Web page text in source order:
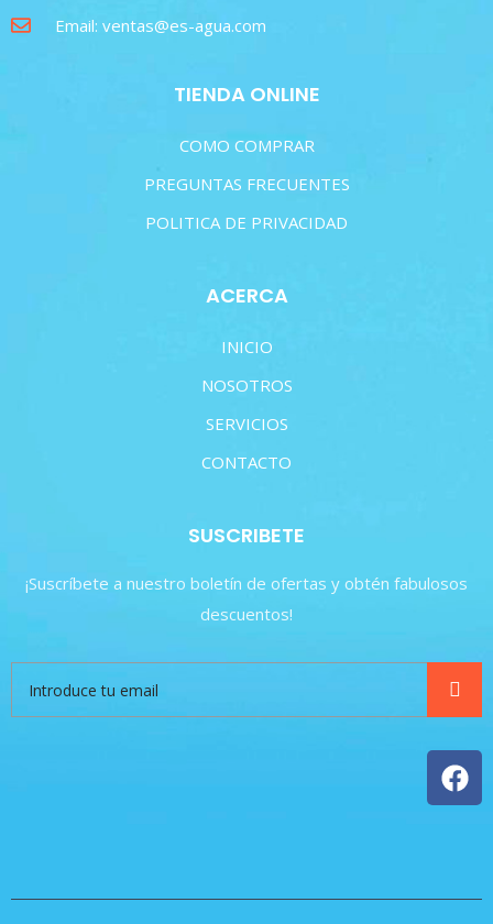
Email: ventas@es-agua.com
TIENDA ONLINE
COMO COMPRAR
PREGUNTAS FRECUENTES
POLITICA DE PRIVACIDAD
ACERCA
INICIO
NOSOTROS
SERVICIOS
CONTACTO
SUSCRIBETE
¡Suscríbete a nuestro boletín de ofertas y obtén fabulosos
descuentos!